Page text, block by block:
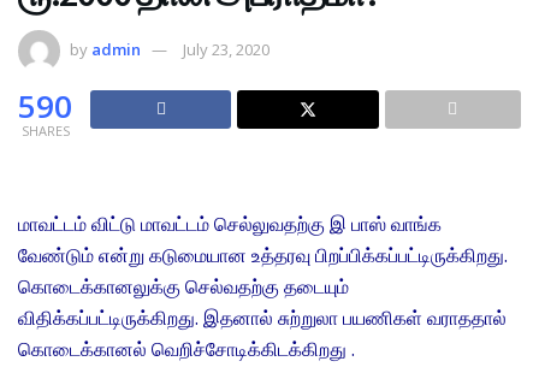
by admin July 23, 2020
590
SHARES
மாவட்டம் விட்டு மாவட்டம் செல்லுவதற்கு இ பாஸ் வாங்க
வேண்டும் என்று கடுமையான உத்தரவு பிறப்பிக்கப்பட்டிருக்கிறது.
கொடைக்கானலுக்கு செல்வதற்கு தடையும்
விதிக்கப்பட்டிருக்கிறது. இதனால் சுற்றுலா பயணிகள் வராததால்
கொடைக்கானல் வெறிச்சோடிக்கிடக்கிறது .